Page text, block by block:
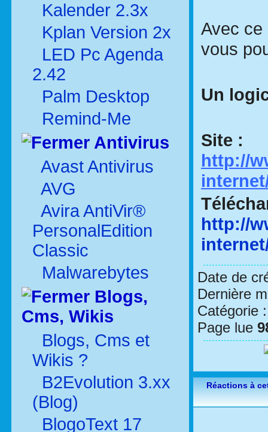
Kalender 2.3x
Kplan Version 2x
LED Pc Agenda
2.42
Palm Desktop
Remind-Me
Antivirus
Avast Antivirus
AVG
Avira AntiVir®
PersonalEdition
Classic
Malwarebytes
Blogs,
Cms, Wikis
Blogs, Cms et
Wikis ?
B2Evolution 3.xx
(Blog)
BlogoText 17
Avec ce
vous
Un
Site :
http://
http://
Date de
Dernière
Catégorie
Page lue
Réactions à